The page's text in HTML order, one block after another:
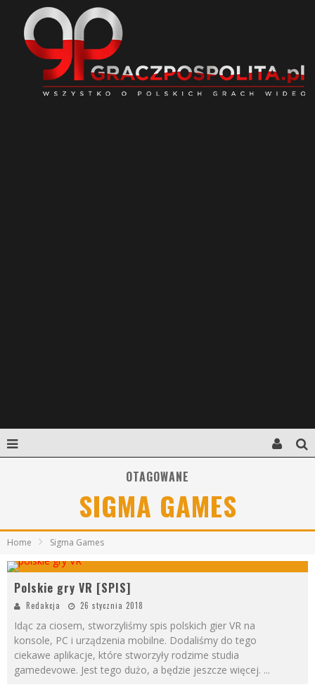
OTAGOWANE
SIGMA GAMES
Home Sigma Games
Polskie gry VR [SPIS]
Redakcja 26 stycznia 2018
Idąc za ciosem, stworzyliśmy spis polskich gier VR na
konsole, PC i urządzenia mobilne. Dodaliśmy do tego
ciekawe aplikacje, które stworzyły rodzime studia
gamedevowe. Jest tego dużo, a będzie jeszcze więcej. ...